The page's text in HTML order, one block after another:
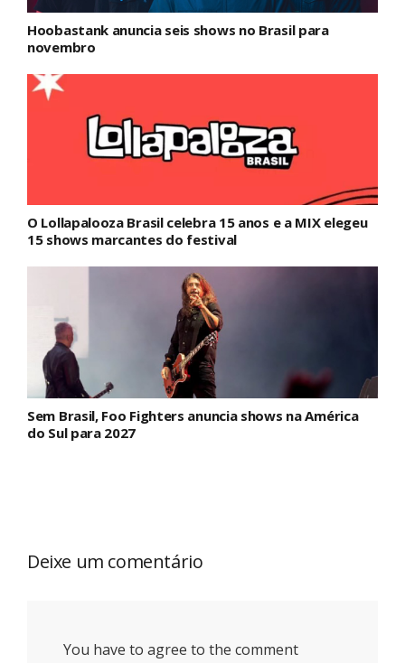
Hoobastank anuncia seis shows no Brasil para
novembro
O Lollapalooza Brasil celebra 15 anos e a MIX elegeu
15 shows marcantes do festival
Sem Brasil, Foo Fighters anuncia shows na América
do Sul para 2027
Deixe um comentário
You have to agree to the comment